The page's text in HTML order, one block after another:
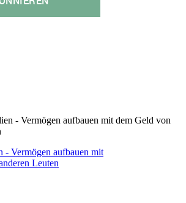
- Vermögen aufbauen mit
Leuten